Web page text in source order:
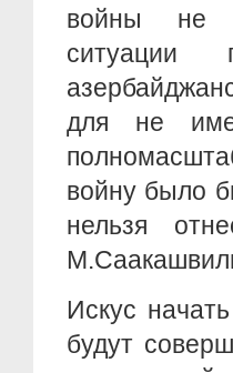
войны не
ситуации
для не
войну было
нельзя
Искус
будут